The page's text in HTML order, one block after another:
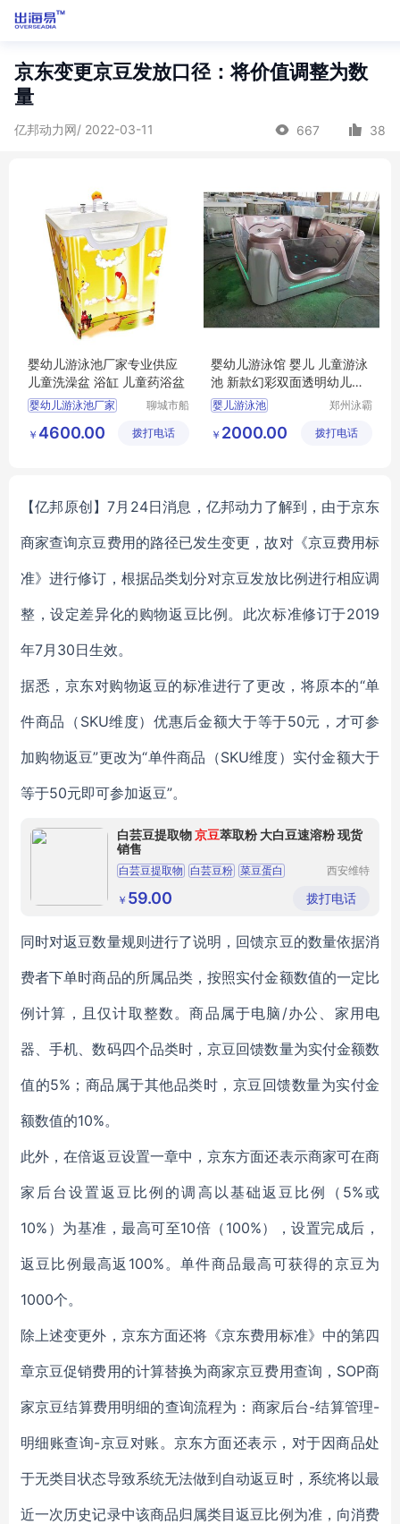
京东变更京豆发放口径：将价值调整为数
量
亿邦动力网/ 2022-03-11 667 38
婴幼儿游泳池厂家专业供应
儿童洗澡盆 浴缸 儿童药浴盆
婴幼儿游泳池厂家
婴幼儿浴缸
聊城市船
乐设备有
￥ 4600.00 拨打电话
婴幼儿游泳馆 婴儿 儿童游泳
池 新款幻彩双面透明幼儿一
体池
婴儿游泳池
婴幼儿游泳馆
郑州泳霸
有限公司
￥ 2000.00 拨打电话
【亿邦原创】7月24日消息，亿邦动力了解到，由于京东
商家查询京豆费用的路径已发生变更，故对《京豆费用标
准》进行修订，根据品类划分对京豆发放比例进行相应调
整，设定差异化的购物返豆比例。此次标准修订于2019
年7月30日生效。
据悉，京东对购物返豆的标准进行了更改，将原本的“单
件商品（SKU维度）优惠后金额大于等于50元，才可参
加购物返豆”更改为“单件商品（SKU维度）实付金额大于
等于50元即可参加返豆”。
白芸豆提取物京豆萃取粉 大白豆速溶粉 现货
销售
白芸豆提取物 白芸豆粉 菜豆蛋白
菜豆萃取粉
西安维特
有限责任
公司
￥ 59.00 拨打电话
同时对返豆数量规则进行了说明，回馈京豆的数量依据消
费者下单时商品的所属品类，按照实付金额数值的一定比
例计算，且仅计取整数。商品属于电脑/办公、家用电
器、手机、数码四个品类时，京豆回馈数量为实付金额数
值的5%；商品属于其他品类时，京豆回馈数量为实付金
额数值的10%。
此外，在倍返豆设置一章中，京东方面还表示商家可在商
家后台设置返豆比例的调高以基础返豆比例（5%或
10%）为基准，最高可至10倍（100%），设置完成后，
返豆比例最高返100%。单件商品最高可获得的京豆为
1000个。
除上述变更外，京东方面还将《京东费用标准》中的第四
章京豆促销费用的计算替换为商家京豆费用查询，SOP商
家京豆结算费用明细的查询流程为：商家后台-结算管理-
明细账查询-京豆对账。京东方面还表示，对于因商品处
于无类目状态导致系统无法做到自动返豆时，系统将以最
近一次历史记录中该商品归属类目返豆比例为准，向消费